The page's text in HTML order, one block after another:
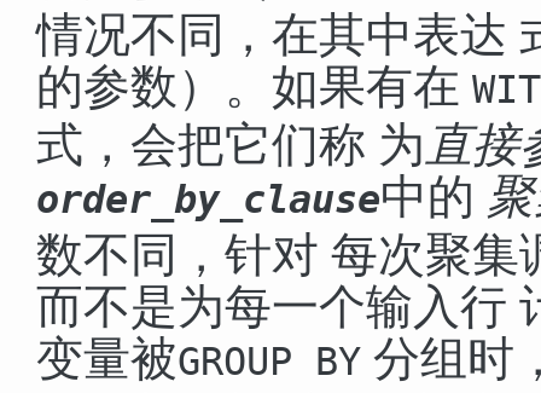
情况不同，在其中表达
的参数）。如果有在
式，会把它们称 为 直接
order_by_clause中的
数不同，针对 每次聚
而不是为每一个输入行
变量被GROUP BY 分组时